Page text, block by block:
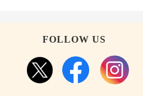
FOLLOW US